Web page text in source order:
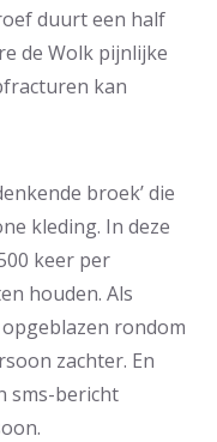
duurt een half
de Wolk pijnlijke
kan
broek’ die
kleding. In deze
keer per
houden. Als
rondom
zachter. En
sms-bericht